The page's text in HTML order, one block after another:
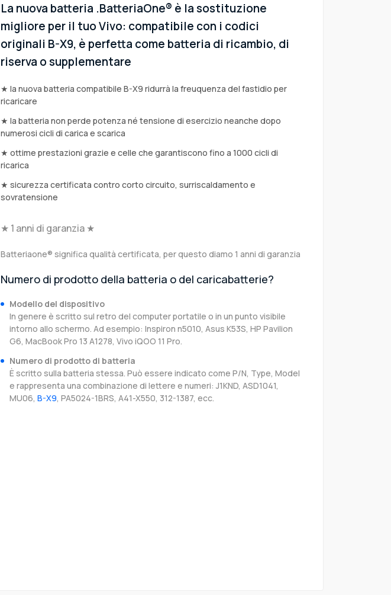
La nuova batteria .BatteriaOne® è la sostituzione
migliore per il tuo Vivo: compatibile con i codici
originali B-X9, è perfetta come batteria di ricambio, di
riserva o supplementare
★ la nuova batteria compatibile B-X9 ridurrà la freuquenza del fastidio per
ricaricare
★ la batteria non perde potenza né tensione di esercizio neanche dopo
numerosi cicli di carica e scarica
★ ottime prestazioni grazie e celle che garantiscono fino a 1000 cicli di
ricarica
★ sicurezza certificata contro corto circuito, surriscaldamento e
sovratensione
★ 1 anni di garanzia ★
Batteriaone® significa qualità certificata, per questo diamo 1 anni di garanzia
Numero di prodotto della batteria o del caricabatterie?
Modello del dispositivo
In genere è scritto sul retro del computer portatile o in un punto visibile
intorno allo schermo. Ad esempio: Inspiron n5010, Asus K53S, HP Pavilion
G6, MacBook Pro 13 A1278, Vivo iQOO 11 Pro.
Numero di prodotto di batteria
È scritto sulla batteria stessa. Può essere indicato come P/N, Type, Model
e rappresenta una combinazione di lettere e numeri: J1KND, ASD1041,
MU06, B-X9, PA5024-1BRS, A41-X550, 312-1387, ecc.